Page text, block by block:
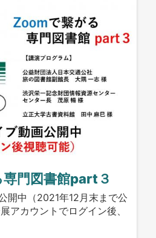
門図書館part３
開中（2021年12月末まで公
アカウントでログイン後、